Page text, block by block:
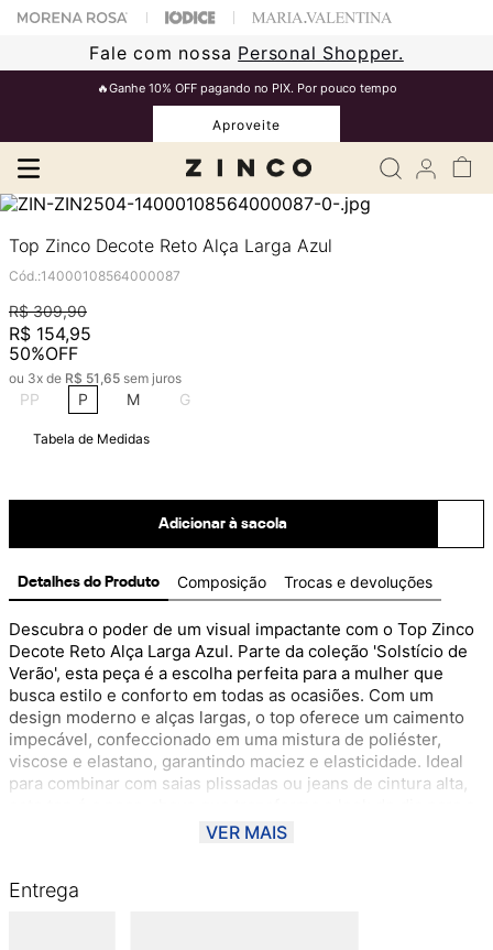
Fale com nossa Personal Shopper.
🔥Ganhe 10% OFF pagando no PIX. Por pouco tempo
Aproveite
Top Zinco Decote Reto Alça Larga Azul
Cód.:14000108564000087
R$ 309,90
R$ 154,95
50%OFF
ou 3x de R$ 51 ,65 sem juros
PP P M G
Tabela de Medidas
Adicionar à sacola
Detalhes do Produto Composição Trocas e devoluções
Descubra o poder de um visual impactante com o Top Zinco
Decote Reto Alça Larga Azul. Parte da coleção 'Solstício de
Verão', esta peça é a escolha perfeita para a mulher que
busca estilo e conforto em todas as ocasiões. Com um
design moderno e alças largas, o top oferece um caimento
impecável, confeccionado em uma mistura de poliéster,
viscose e elastano, garantindo maciez e elasticidade. Ideal
para combinar com saias plissadas ou jeans de cintura alta,
noite. A Zinco convida você a expressar sua autenticidade
VER MAIS
Entrega